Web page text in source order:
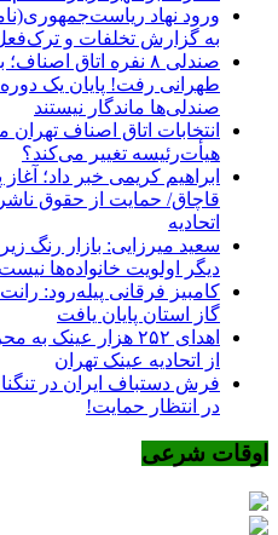
ورود نهاد
به گزارش تخلفات و
صندلی ۸ نفره اتاق
طهرانی رفت! پایان یک
صندلی‌ها ماندگار نیستند
انتخابات اتاق اصناف
هیأت‌رئیسه تغییر می‌کند؟
ابراهیم کریمی خبر داد؛
قاچاق/ حمایت از حقوق
اتحادیه
سعید میرزایی: بازار رنگ
دیگر اولویت خانواده‌ها
کامبیز فرقانی پیله‌رود:
گاز استان پایان یافت
اهدای ۲۵۲ هزار
از اتحادیه عینک تهران
در انتظار حمایت!
اوقات شرعی